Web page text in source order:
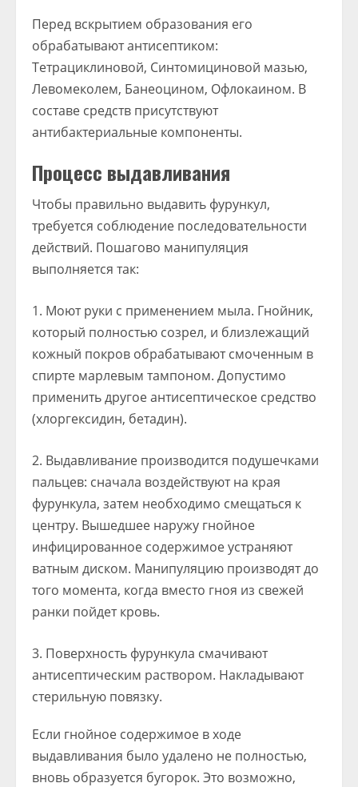
Перед вскрытием образования его
обрабатывают антисептиком:
Тетрациклиновой, Синтомициновой мазью,
Левомеколем, Банеоцином, Офлокаином. В
составе средств присутствуют
антибактериальные компоненты.
Процесс выдавливания
Чтобы правильно выдавить фурункул,
требуется соблюдение последовательности
действий. Пошагово манипуляция
выполняется так:
Моют руки с применением мыла. Гнойник,
который полностью созрел, и близлежащий
кожный покров обрабатывают смоченным в
спирте марлевым тампоном. Допустимо
применить другое антисептическое средство
(хлоргексидин, бетадин).
Выдавливание производится подушечками
пальцев: сначала воздействуют на края
фурункула, затем необходимо смещаться к
центру. Вышедшее наружу гнойное
инфицированное содержимое устраняют
ватным диском. Манипуляцию производят до
того момента, когда вместо гноя из свежей
ранки пойдет кровь.
Поверхность фурункула смачивают
антисептическим раствором. Накладывают
стерильную повязку.
Если гнойное содержимое в ходе
выдавливания было удалено не полностью,
вновь образуется бугорок. Это возможно,